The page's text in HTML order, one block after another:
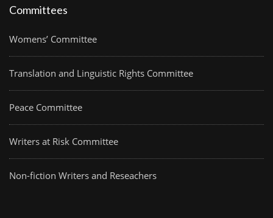
Committees
Womens’ Committee
Translation and Linguistic Rights Committee
Peace Committee
Writers at Risk Committee
Non-fiction Writers and Reseachers